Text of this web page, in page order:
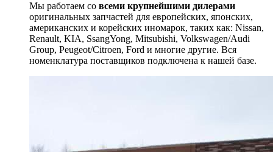
Мы работаем со всеми крупнейшими дилерами
оригинальных запчастей для европейских, японских,
американских и корейских иномарок, таких как: Nissan,
Renault, KIA, SsangYong, Mitsubishi, Volkswagen/Audi
Group, Peugeot/Citroen, Ford и многие другие. Вся
номенклатура поставщиков подключена к нашей базе.